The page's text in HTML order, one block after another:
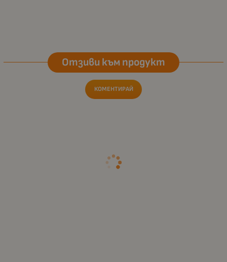
Отзиви към продукт
КОМЕНТИРАЙ